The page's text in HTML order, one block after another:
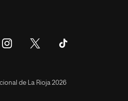
Síguenos
Síguenos
de La Rioja 2026